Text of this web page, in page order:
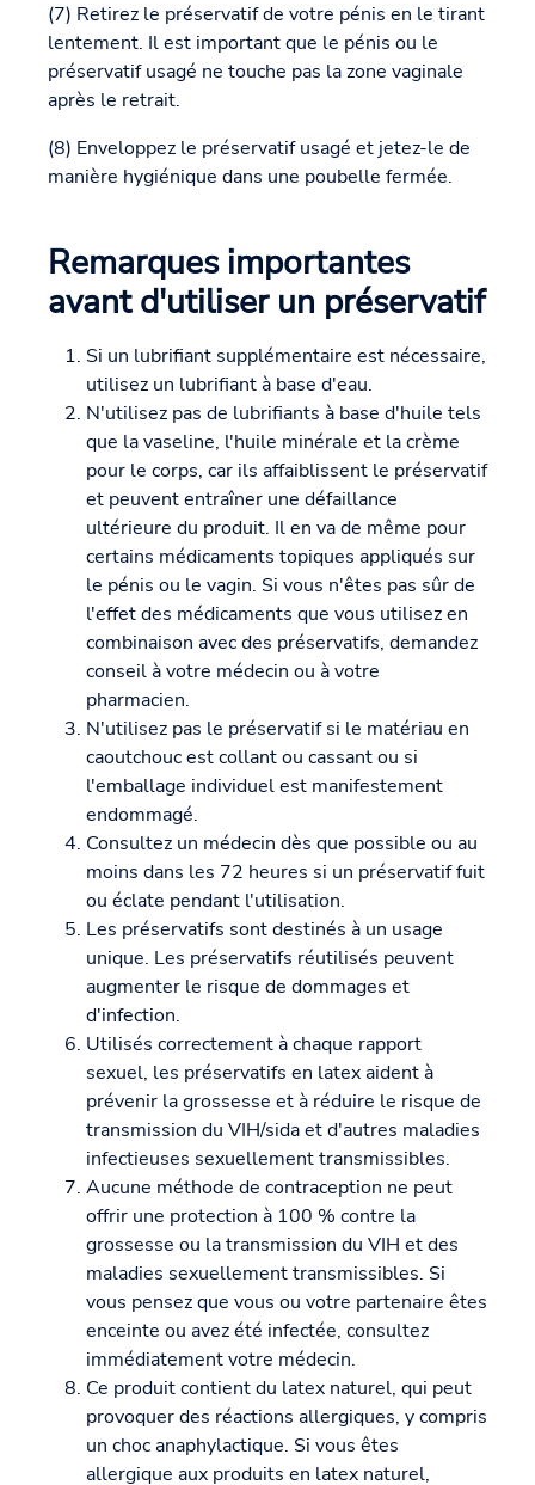
(7) Retirez le préservatif de votre pénis en le tirant
lentement. Il est important que le pénis ou le
préservatif usagé ne touche pas la zone vaginale
après le retrait.
(8) Enveloppez le préservatif usagé et jetez-le de
manière hygiénique dans une poubelle fermée.
Remarques importantes
avant d'utiliser un préservatif
Si un lubrifiant supplémentaire est nécessaire,
utilisez un lubrifiant à base d'eau.
N'utilisez pas de lubrifiants à base d'huile tels
que la vaseline, l'huile minérale et la crème
pour le corps, car ils affaiblissent le préservatif
et peuvent entraîner une défaillance
ultérieure du produit. Il en va de même pour
certains médicaments topiques appliqués sur
le pénis ou le vagin. Si vous n'êtes pas sûr de
l'effet des médicaments que vous utilisez en
combinaison avec des préservatifs, demandez
conseil à votre médecin ou à votre
pharmacien.
N'utilisez pas le préservatif si le matériau en
caoutchouc est collant ou cassant ou si
l'emballage individuel est manifestement
endommagé.
Consultez un médecin dès que possible ou au
moins dans les 72 heures si un préservatif fuit
ou éclate pendant l'utilisation.
Les préservatifs sont destinés à un usage
unique. Les préservatifs réutilisés peuvent
augmenter le risque de dommages et
d'infection.
Utilisés correctement à chaque rapport
sexuel, les préservatifs en latex aident à
prévenir la grossesse et à réduire le risque de
transmission du VIH/sida et d'autres maladies
infectieuses sexuellement transmissibles.
Aucune méthode de contraception ne peut
offrir une protection à 100 % contre la
grossesse ou la transmission du VIH et des
maladies sexuellement transmissibles. Si
vous pensez que vous ou votre partenaire êtes
enceinte ou avez été infectée, consultez
immédiatement votre médecin.
Ce produit contient du latex naturel, qui peut
provoquer des réactions allergiques, y compris
un choc anaphylactique. Si vous êtes
allergique aux produits en latex naturel,